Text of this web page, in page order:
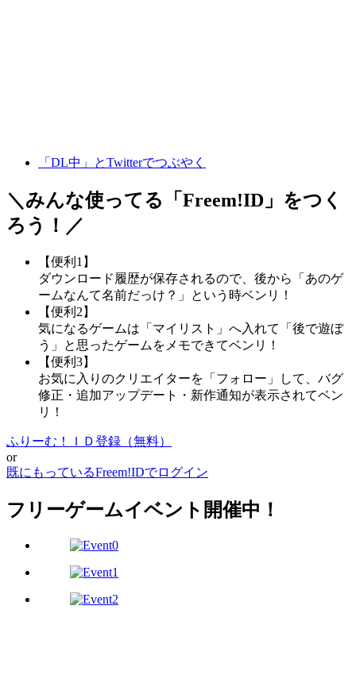
「DL中」とTwitterでつぶやく
＼みんな使ってる「 Freem!ID 」をつく
ろう！／
【便利1】
ダウンロード履歴が保存されるので、後から「あのゲ
ームなんて名前だっけ？」という時ベンリ！
【便利2】
気になるゲームは「マイリスト」へ入れて「後で遊ぼ
う」と思ったゲームをメモできてベンリ！
【便利3】
お気に入りのクリエイターを「フォロー」して、バグ
修正・追加アップデート・新作通知が表示されてベン
リ！
ふりーむ！ＩＤ登録（無料）
or
既にもっているFreem!IDでログイン
フリーゲームイベント開催中！